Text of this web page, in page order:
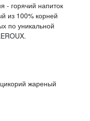
- горячий напиток
из 100% корней
по уникальной
жареный